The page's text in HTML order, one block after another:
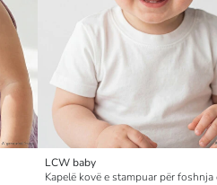
LCW baby
Kapelë kovë e stampuar për foshnja